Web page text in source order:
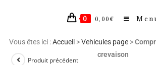
0 0,00 €
Vous êtes ici :Accueil >Vehicules page >
crevaison
Produit précédent